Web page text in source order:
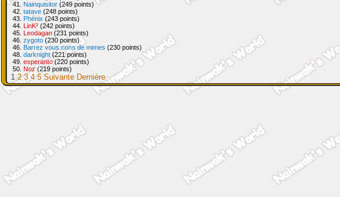
41. Nainquisitor (249 points)
42. tatave (248 points)
43. Phénix (243 points)
44. LinK² (242 points)
45. Leodagan (231 points)
46. zygoto (230 points)
46. Barrez vous cons de mimes (230 points)
48. darknight (221 points)
49. esperanto(220 points)
50. Noz(219 points)
1 2 3 4 5 Suivante Dernière